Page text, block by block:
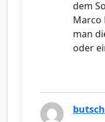
dem
Marco
man
oder
butsch